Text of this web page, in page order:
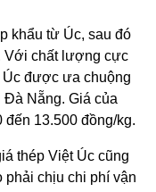
khẩu từ Úc, sau đó
Với chất lượng cực
Úc được ưa chuộng
Nẵng. Giá của
13.500 đồng/kg.
thép Việt Úc cũng
phải chịu chi phí vận